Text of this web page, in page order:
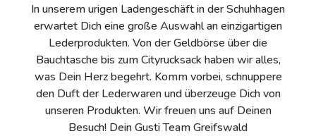
In unserem urigen Ladengeschäft in der Schuhhagen
erwartet Dich eine große Auswahl an einzigartigen
Lederprodukten. Von der Geldbörse über die
Bauchtasche bis zum Cityrucksack haben wir alles,
was Dein Herz begehrt. Komm vorbei, schnuppere
den Duft der Lederwaren und überzeuge Dich von
unseren Produkten. Wir freuen uns auf Deinen
Besuch! Dein Gusti Team Greifswald